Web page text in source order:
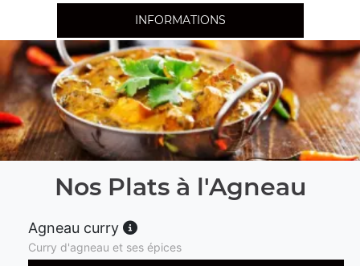
INFORMATIONS
Nos Plats à l'Agneau
Agneau curry
Curry d'agneau et ses épices